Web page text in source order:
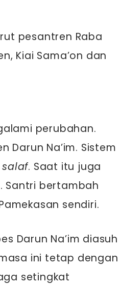
pesantren Raba
Kiai Sama’on dan
perubahan.
Darun Na’im. Sistem
salaf. Saat itu juga
Santri bertambah
sendiri.
Darun Na’im diasuh
ini tetap dengan
setingkat